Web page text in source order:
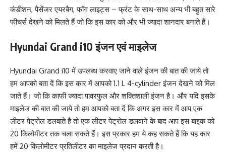
कंडीशन, पैसेंजर एयरबैग, फॉग लाइट्स – फ्रंट के साथ-साथ अन्य भी बहुत सारे
फीचर्स देखने को मिलते हैं जो कि इस कार को और भी ज्यादा शानदार बनाते हैं।
Hyundai Grand i10 इंजन एवं माइलेज
Hyundai Grand i10 में उपलब्ध करवाए जाने वाले इंजन की बात की जाये तो
हम आपको बता दें कि इस कार में आपको 1.1 L 4-cylinder इंजन देखने को मिल
जाते हैं। जो कि काफी ज्यादा पावरफुल और शक्तिशाली इंजन है। और यदि इसके
माइलेज की बात की जाये तो हम आपको बता दें कि अगर इस कार में आप एक
लीटर पेट्रोल डलवाते हैं तो एक लीटर पेट्रोल डलवाने के बाद आप इस बाइक को
20 किलोमीटर तक चला सकते हैं। इस प्रकार हम ये कह सकते हैं कि यह कार
हमें 20 किलोमीटर प्रतिलीटर का माइलेज प्रदान करती है।